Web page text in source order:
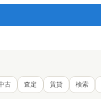
古 査定 賃貸 検索